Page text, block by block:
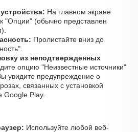
На главном экране
"Опции" (обычно представлен
Пролистайте вниз до
из неподтвержденных
опцию "Неизвестные источники"
увидите предупреждение о
связанных с установкой
Google Play.
Используйте любой веб-